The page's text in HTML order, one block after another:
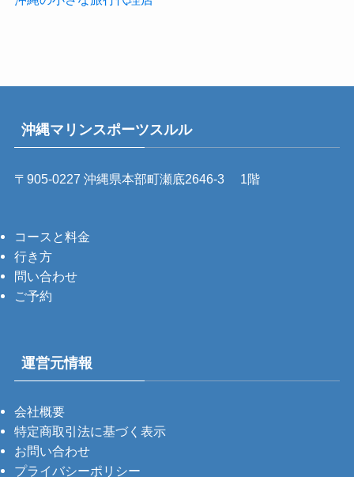
沖縄マリンスポーツスルル
〒905-0227 沖縄県本部町瀬底2646-3 1階
コースと料金
行き方
問い合わせ
ご予約
運営元情報
会社概要
特定商取引法に基づく表示
お問い合わせ
プライバシーポリシー